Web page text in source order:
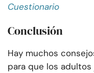
Cuestionario
Conclusión
Hay muchos
para que los